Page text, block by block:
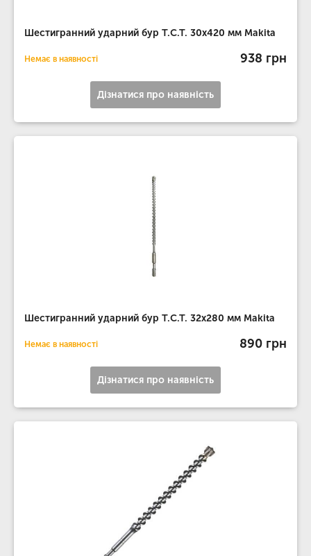
Шестигранний ударний бур T.C.T. 30х420 мм Makita
Немає в наявності 938 грн
Дізнатися про наявність
Шестигранний ударний бур T.C.T. 32х280 мм Makita
Немає в наявності 890 грн
Дізнатися про наявність